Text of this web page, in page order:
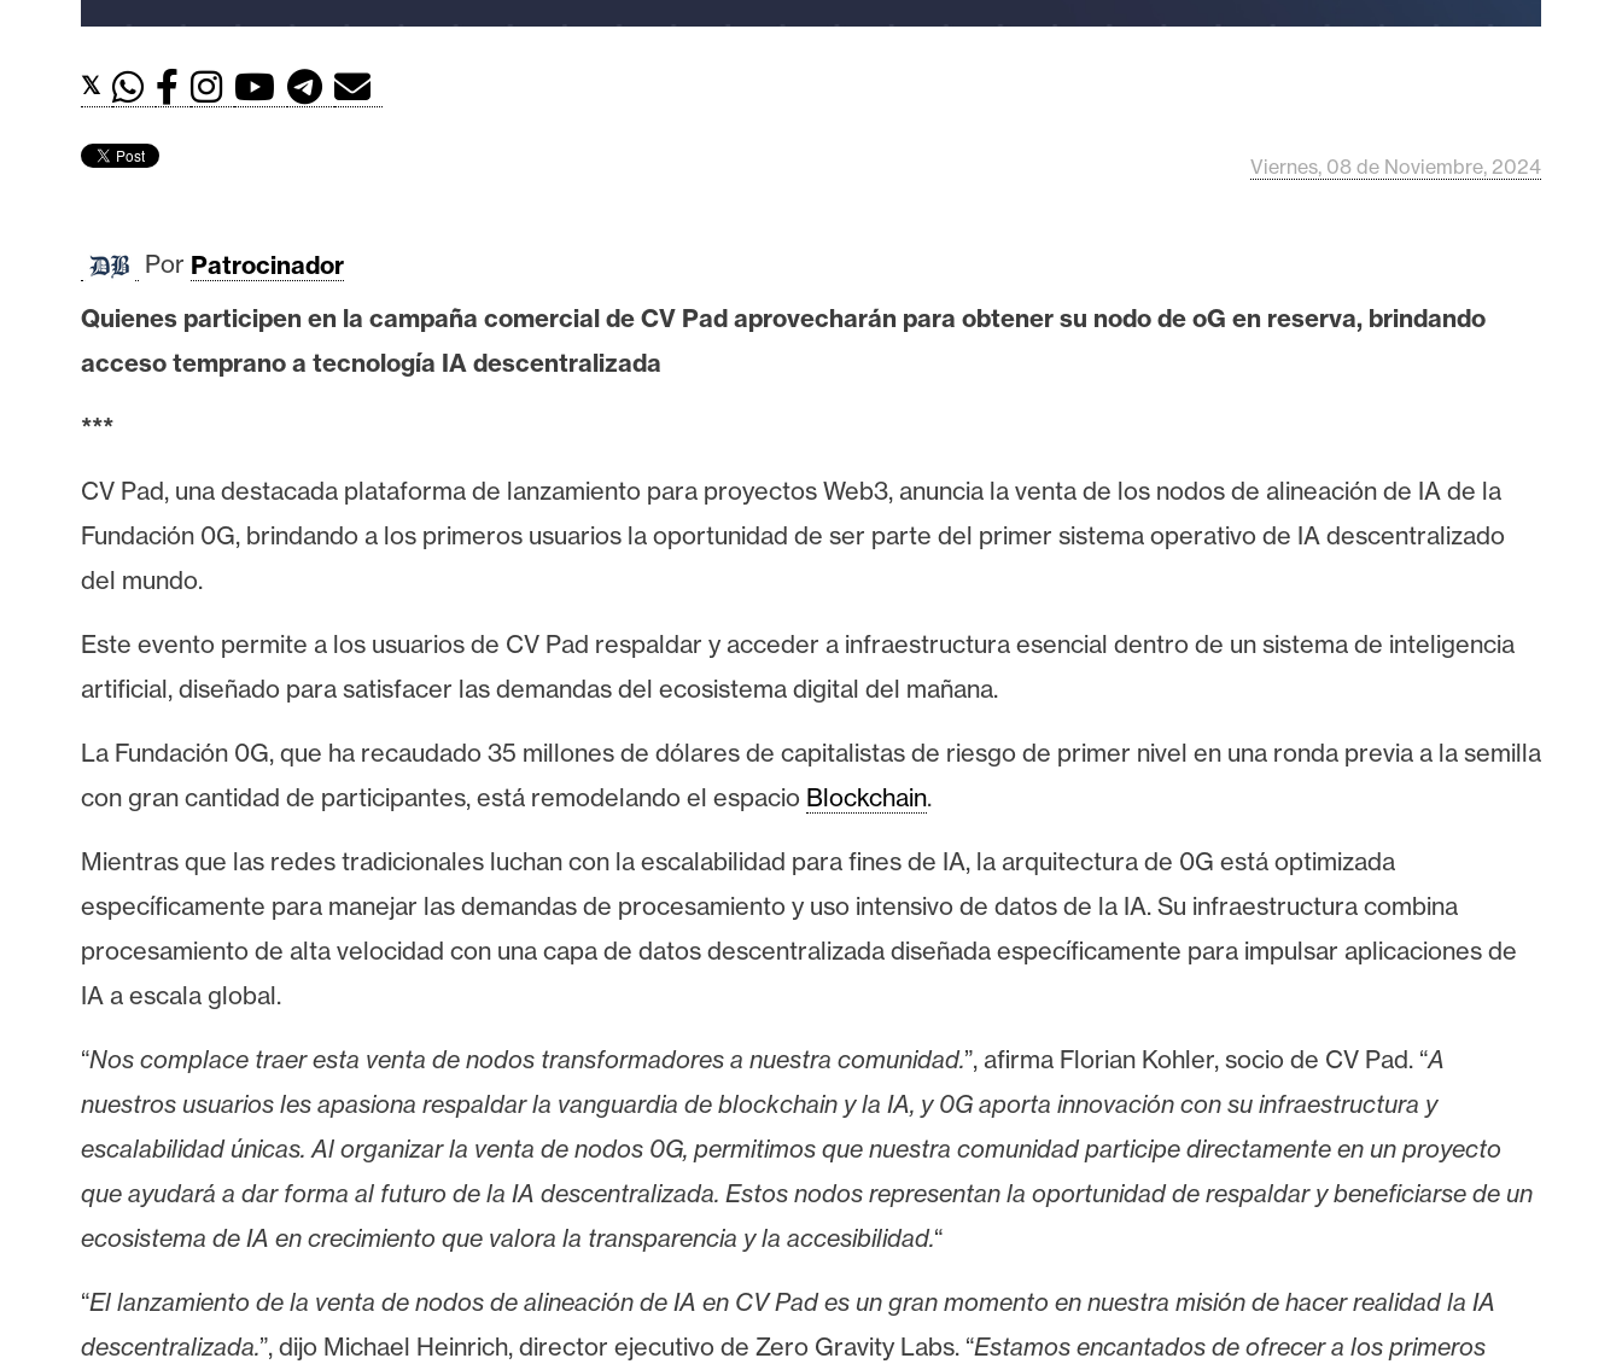
t
e
e
I
A
A
á
l
s
s
o
t
s
d
P
r
n
s
T
e
a
s
𝕏
Viernes, 08 de Noviembre, 2024
Por Patrocinador
Quienes participen en la campaña comercial de CV Pad aprovecharán para obtener su nodo de oG en reserva, brindando
acceso temprano a tecnología IA descentralizada
***
CV Pad, una destacada plataforma de lanzamiento para proyectos Web3, anuncia la venta de los nodos de alineación de IA de la
Fundación 0G, brindando a los primeros usuarios la oportunidad de ser parte del primer sistema operativo de IA descentralizado
del mundo.
Este evento permite a los usuarios de CV Pad respaldar y acceder a infraestructura esencial dentro de un sistema de inteligencia
artificial, diseñado para satisfacer las demandas del ecosistema digital del mañana.
La Fundación 0G, que ha recaudado 35 millones de dólares de capitalistas de riesgo de primer nivel en una ronda previa a la semilla
con gran cantidad de participantes, está remodelando el espacio Blockchain.
Mientras que las redes tradicionales luchan con la escalabilidad para fines de IA, la arquitectura de 0G está optimizada
específicamente para manejar las demandas de procesamiento y uso intensivo de datos de la IA. Su infraestructura combina
procesamiento de alta velocidad con una capa de datos descentralizada diseñada específicamente para impulsar aplicaciones de
IA a escala global.
“Nos complace traer esta venta de nodos transformadores a nuestra comunidad.”, afirma Florian Kohler, socio de CV Pad. “A
nuestros usuarios les apasiona respaldar la vanguardia de blockchain y la IA, y 0G aporta innovación con su infraestructura y
escalabilidad únicas. Al organizar la venta de nodos 0G, permitimos que nuestra comunidad participe directamente en un proyecto
que ayudará a dar forma al futuro de la IA descentralizada. Estos nodos representan la oportunidad de respaldar y beneficiarse de un
ecosistema de IA en crecimiento que valora la transparencia y la accesibilidad.“
“El lanzamiento de la venta de nodos de alineación de IA en CV Pad es un gran momento en nuestra misión de hacer realidad la IA
descentralizada.”, dijo Michael Heinrich, director ejecutivo de Zero Gravity Labs. “Estamos encantados de ofrecer a los primeros